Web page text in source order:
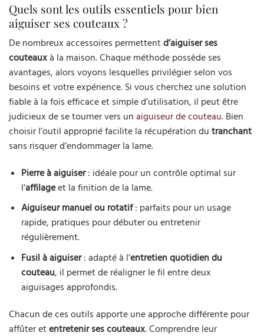
Quels sont les outils essentiels pour bien
aiguiser ses couteaux ?
De nombreux accessoires permettentd’aiguiser ses
couteauxà la maison. Chaque méthode possède ses
avantages, alors voyons lesquelles privilégier selon vos
besoins et votre expérience. Si vous cherchez une solution
fiable à la fois efficace et simple d’utilisation, il peut être
judicieux de se tourner vers un aiguiseur de couteau. Bien
choisir l’outil approprié facilite la récupération du tranchant
sans risquer d’endommager la lame.
Pierre à aiguiser: idéale pour un contrôle optimal sur
l’affilageet la finition de la lame.
Aiguiseur manuel ou rotatif: parfaits pour un usage
rapide, pratiques pour débuter ou entretenir
régulièrement.
Fusil à aiguiser: adapté à l’entretien quotidien du
couteau, il permet de réaligner le fil entre deux
aiguisages approfondis.
Chacun de ces outils apporte une approche différente pour
affûter etentretenir ses couteaux. Comprendre leur